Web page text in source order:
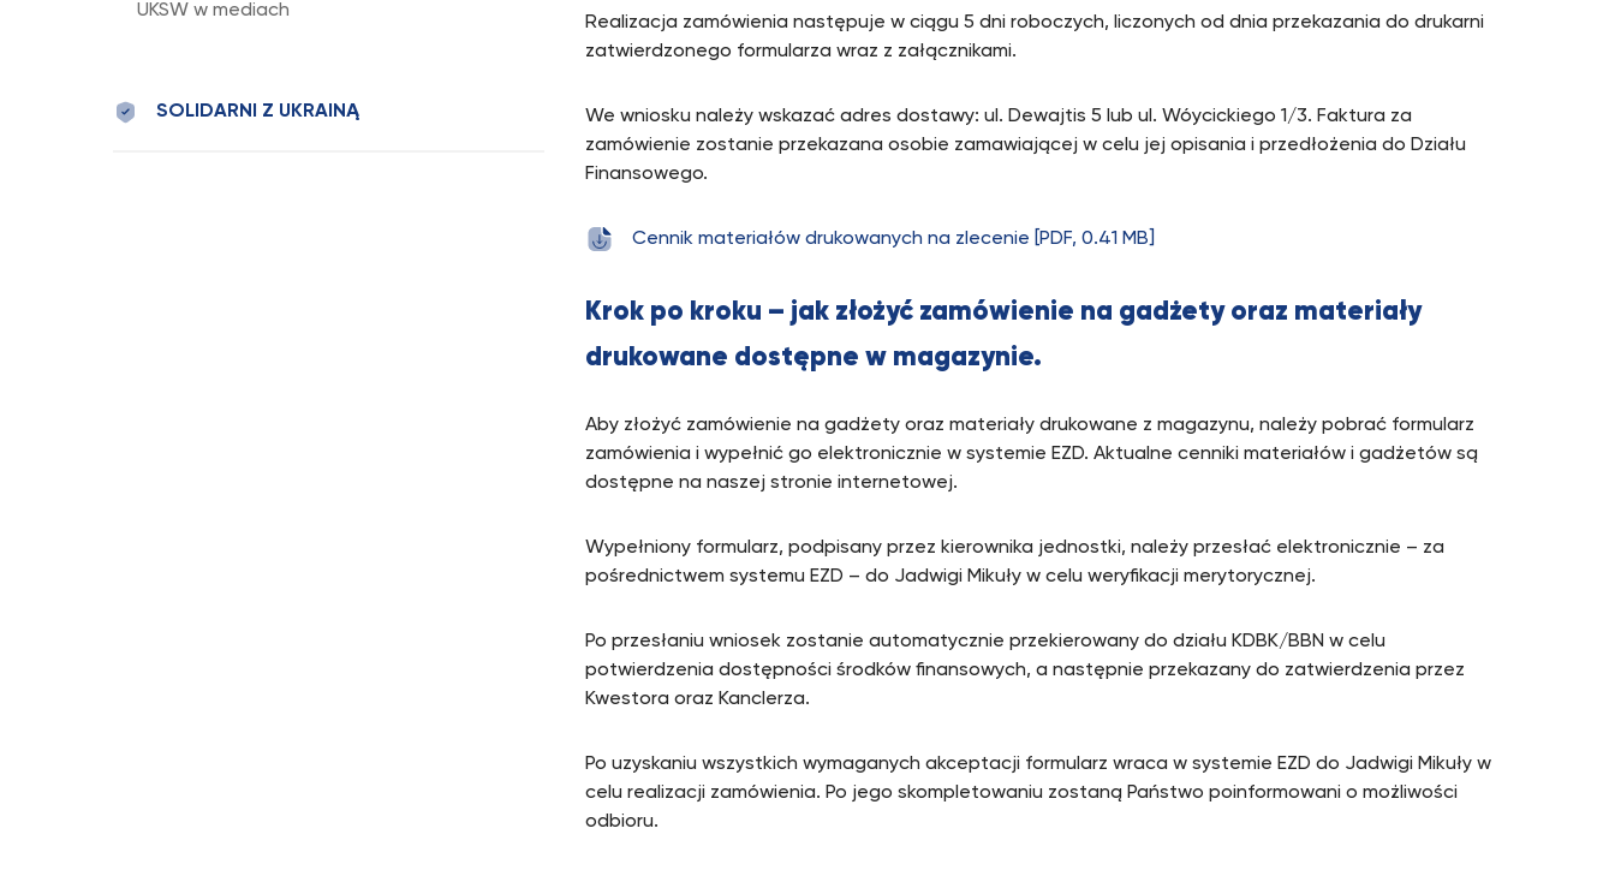
UKSW w mediach
SOLIDARNI Z UKRAINĄ
Realizacja zamówienia następuje w ciągu 5 dni roboczych, liczonych od dnia przekazania do drukarni
zatwierdzonego formularza wraz z załącznikami.
We wniosku należy wskazać adres dostawy: ul. Dewajtis 5 lub ul. Wóycickiego 1/3. Faktura za
zamówienie zostanie przekazana osobie zamawiającej w celu jej opisania i przedłożenia do Działu
Finansowego.
Cennik materiałów drukowanych na zlecenie [PDF, 0.41 MB]
Krok po kroku – jak złożyć zamówienie na gadżety oraz materiały
drukowane dostępne w magazynie.
Aby złożyć zamówienie na gadżety oraz materiały drukowane z magazynu, należy pobrać formularz
zamówienia i wypełnić go elektronicznie w systemie EZD. Aktualne cenniki materiałów i gadżetów są
dostępne na naszej stronie internetowej.
Wypełniony formularz, podpisany przez kierownika jednostki, należy przesłać elektronicznie – za
pośrednictwem systemu EZD – do Jadwigi Mikuły w celu weryfikacji merytorycznej.
Po przesłaniu wniosek zostanie automatycznie przekierowany do działu KDBK/BBN w celu
potwierdzenia dostępności środków finansowych, a następnie przekazany do zatwierdzenia przez
Kwestora oraz Kanclerza.
Po uzyskaniu wszystkich wymaganych akceptacji formularz wraca w systemie EZD do Jadwigi Mikuły w
celu realizacji zamówienia. Po jego skompletowaniu zostaną Państwo poinformowani o możliwości
odbioru.